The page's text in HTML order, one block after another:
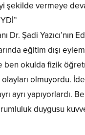
şekilde vermeye
Dr. Şadi
eğitim dışı
okulda fizik
olmuyordu.
ayrı yapıyorlardı.
duygusu